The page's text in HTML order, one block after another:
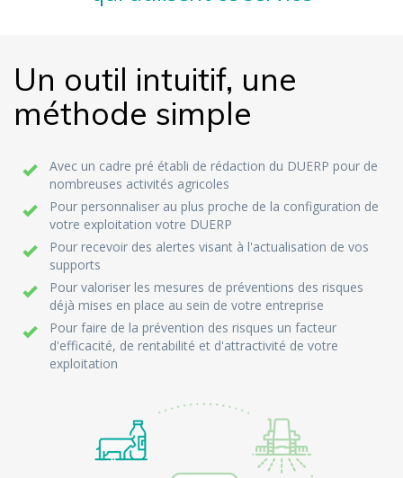
Un outil intuitif, une
méthode simple
Avec un cadre pré établi de rédaction du DUERP pour de
nombreuses activités agricoles
Pour personnaliser au plus proche de la configuration de
votre exploitation votre DUERP
Pour recevoir des alertes visant à l'actualisation de vos
supports
Pour valoriser les mesures de préventions des risques
déjà mises en place au sein de votre entreprise
Pour faire de la prévention des risques un facteur
d'efficacité, de rentabilité et d'attractivité de votre
exploitation